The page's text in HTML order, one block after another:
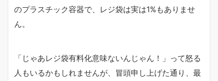
のプラスチック容器で、レジ袋は実は1%もありませ
ん。
「じゃあレジ袋有料化意味ないんじゃん！」って怒る
人もいるかもしれませんが、冒頭申し上げた通り、最